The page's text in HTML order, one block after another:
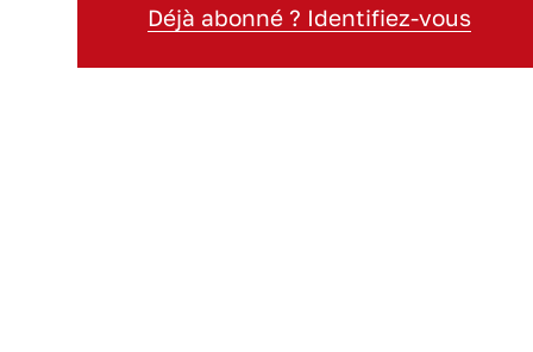
Déjà abonné ? Identifiez-vous